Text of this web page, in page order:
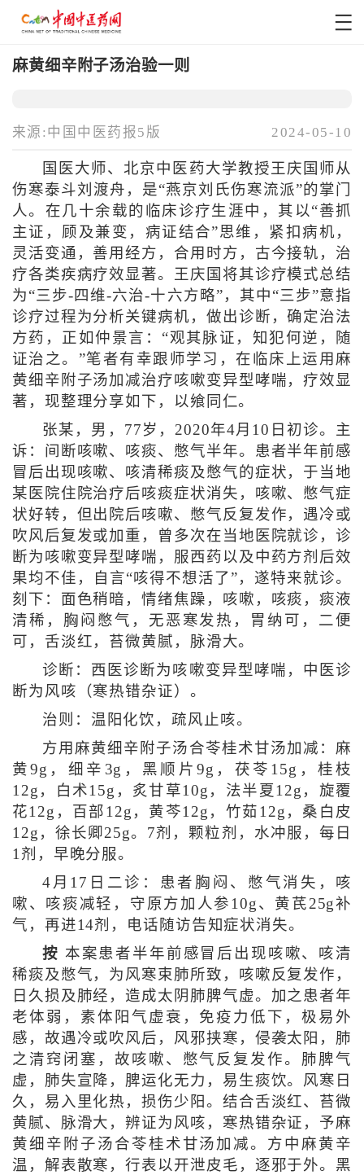
麻黄细辛附子汤治验一则
来源:中国中医药报5版 2024-05-10
国医大师、北京中医药大学教授王庆国师从
伤寒泰斗刘渡舟，是“燕京刘氏伤寒流派”的掌门
人。在几十余载的临床诊疗生涯中，其以“善抓
主证，顾及兼变，病证结合”思维，紧扣病机，
灵活变通，善用经方，合用时方，古今接轨，治
疗各类疾病疗效显著。王庆国将其诊疗模式总结
为“三步-四维-六治-十六方略”，其中“三步”意指
诊疗过程为分析关键病机，做出诊断，确定治法
方药，正如仲景言：“观其脉证，知犯何逆，随
证治之。”笔者有幸跟师学习，在临床上运用麻
黄细辛附子汤加减治疗咳嗽变异型哮喘，疗效显
著，现整理分享如下，以飨同仁。
张某，男，77岁，2020年4月10日初诊。主
诉：间断咳嗽、咳痰、憋气半年。患者半年前感
冒后出现咳嗽、咳清稀痰及憋气的症状，于当地
某医院住院治疗后咳痰症状消失，咳嗽、憋气症
状好转，但出院后咳嗽、憋气反复发作，遇冷或
吹风后复发或加重，曾多次在当地医院就诊，诊
断为咳嗽变异型哮喘，服西药以及中药方剂后效
果均不佳，自言“咳得不想活了”，遂特来就诊。
刻下：面色稍暗，情绪焦躁，咳嗽，咳痰，痰液
清稀，胸闷憋气，无恶寒发热，胃纳可，二便
可，舌淡红，苔微黄腻，脉滑大。
诊断：西医诊断为咳嗽变异型哮喘，中医诊
断为风咳（寒热错杂证）。
治则：温阳化饮，疏风止咳。
方用麻黄细辛附子汤合苓桂术甘汤加减：麻
黄9g，细辛3g，黑顺片9g，茯苓15g，桂枝
12g，白术15g，炙甘草10g，法半夏12g，旋覆
花12g，百部12g，黄芩12g，竹茹12g，桑白皮
12g，徐长卿25g。7剂，颗粒剂，水冲服，每日
1剂，早晚分服。
4月17日二诊：患者胸闷、憋气消失，咳
嗽、咳痰减轻，守原方加人参10g、黄芪25g补
气，再进14剂，电话随访告知症状消失。
按 本案患者半年前感冒后出现咳嗽、咳清
稀痰及憋气，为风寒束肺所致，咳嗽反复发作，
日久损及肺经，造成太阴肺脾气虚。加之患者年
老体弱，素体阳气虚衰，免疫力低下，极易外
感，故遇冷或吹风后，风邪挟寒，侵袭太阳，肺
之清窍闭塞，故咳嗽、憋气反复发作。肺脾气
虚，肺失宣降，脾运化无力，易生痰饮。风寒日
久，易入里化热，损伤少阳。结合舌淡红、苔微
黄腻、脉滑大，辨证为风咳，寒热错杂证，予麻
黄细辛附子汤合苓桂术甘汤加减。方中麻黄辛
温，解表散寒，行表以开泄皮毛，逐邪于外。黑